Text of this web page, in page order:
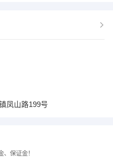
凤山路199号
保证金！